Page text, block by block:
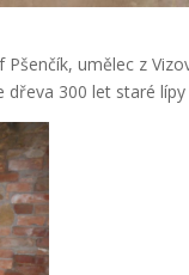
Pšenčík, umělec z
dřeva 300 let staré